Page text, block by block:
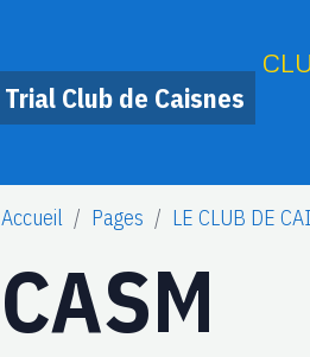
Trial Club de Caisnes
Accueil Pages LE CLUB DE
CASM